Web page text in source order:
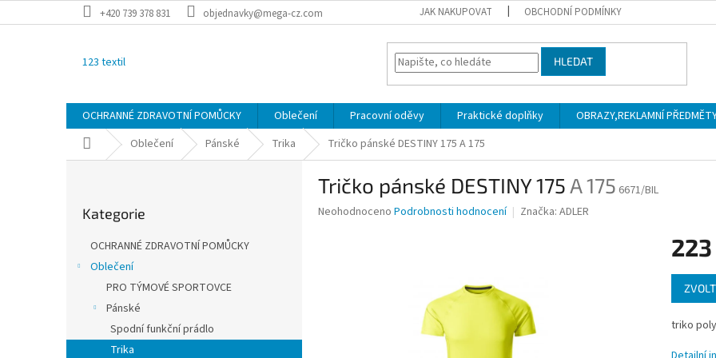
na
+420 739 378 831 objednavky@mega-cz.com JAK NAKUPOVAT OBCHODNÍ PODMÍNKY
123 textil HLEDAT
OCHRANNÉ ZDRAVOTNÍ POMŮCKY Oblečení Pracovní oděvy Praktické doplňky OBRAZY,REKLAMNÍ
Domů Oblečení Pánské Trika Tričko pánské DESTINY 175 A 175
a
kategorie
Kategorie
OCHRANNÉ ZDRAVOTNÍ POMŮCKY
Oblečení
PRO TÝMOVÉ SPORTOVCE
Pánské
Spodní funkční prádlo
Trika
Tričko pánské DESTINY 175A 175 6671/BIL
Průměrné
Neohodnoceno Podrobnosti hodnocení Značka: ADLER
223
Měrná
cena:
triko